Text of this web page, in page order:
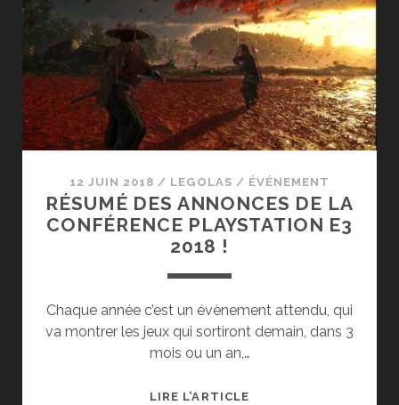
12 JUIN 2018 / LEGOLAS / ÉVÉNEMENT
RÉSUMÉ DES ANNONCES DE LA
CONFÉRENCE PLAYSTATION E3
2018 !
Chaque année c’est un évènement attendu, qui
va montrer les jeux qui sortiront demain, dans 3
mois ou un an,…
LIRE L’ARTICLERÉSUMÉ